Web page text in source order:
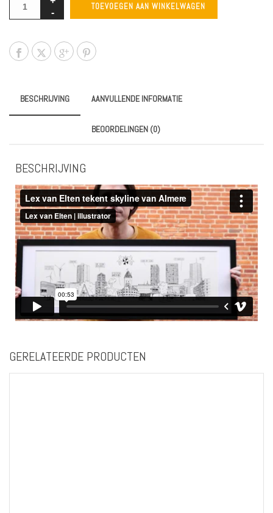
TOEVOEGEN AAN WINKELWAGEN
BESCHRIJVING AANVULLENDE INFORMATIE
BEOORDELINGEN (0)
BESCHRIJVING
GERELATEERDE PRODUCTEN